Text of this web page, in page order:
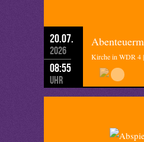
20.07.
2026
08:55
Uhr
Kirche in WDR 4